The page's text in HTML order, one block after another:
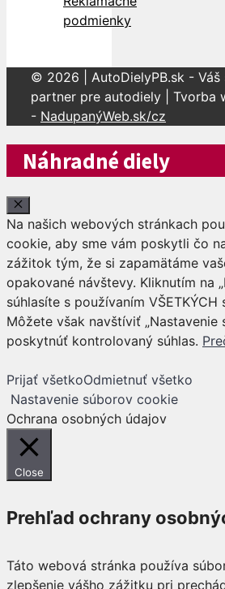
podmienky
© 2026 | AutoDielyPB.sk - Váš
partner pre autodiely | Tvorba
- NadupanýWeb.sk/cz
Náhradné diely
Close
Na našich webových stránkach
cookie, aby sme vám poskytli čo
zážitok tým, že si zapamätáme
opakované návštevy. Kliknutím na
súhlasíte s používaním
Môžete však navštíviť „Nastavenie
poskytnúť kontrolovaný súhlas.
Prijať všetkoOdmietnuť všetko
Nastavenie súborov cookie
Ochrana osobných údajov
Close
Prehľad ochrany
Táto webová stránka používa
zlepšenie vášho zážitku pri